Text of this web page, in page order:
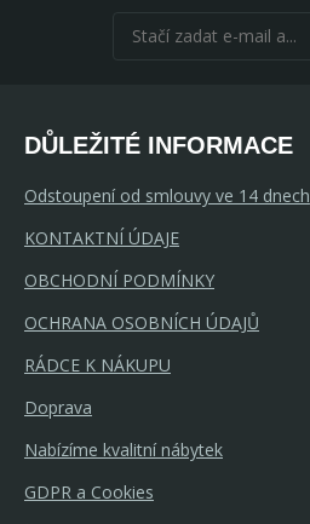
DŮLEŽITÉ INFORMACE
Odstoupení od smlouvy ve 14 dnech
KONTAKTNÍ ÚDAJE
OBCHODNÍ PODMÍNKY
OCHRANA OSOBNÍCH ÚDAJŮ
RÁDCE K NÁKUPU
Doprava
Nabízíme kvalitní nábytek
GDPR a Cookies